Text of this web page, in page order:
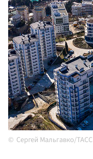
Сергей Мальгавко/ТАСС